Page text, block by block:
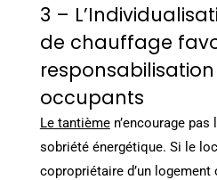
3 –
de chauffage
occupants
Le tantièmen’encourage
sobriété énergétique. Si le
copropriétaire d’un